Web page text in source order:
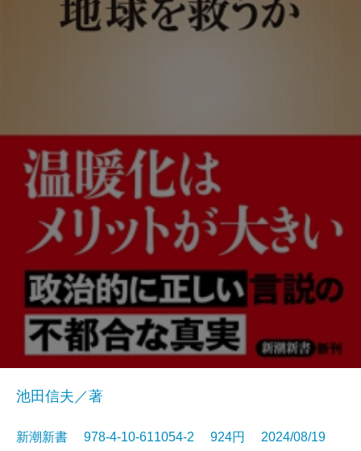
池田信夫／著
新潮新書 978-4-10-611054-2 924円 2024/08/19